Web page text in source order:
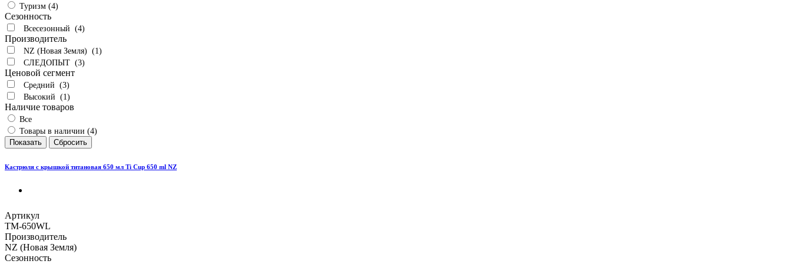
Туризм (4)
Сезонность
Всесезонный (4)
Производитель
NZ (Новая Земля) (1)
СЛЕДОПЫТ (3)
Ценовой сегмент
Средний (3)
Высокий (1)
Наличие товаров
Все
Товары в наличии (4)
Кастрюля с крышкой титановая 650 мл Ti Cup 650 ml NZ
Артикул
TM-650WL
Производитель
NZ (Новая Земля)
Сезонность